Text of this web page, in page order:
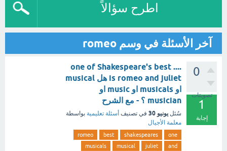
اطرح سؤالاً
آخر الأسئلة في وسم romeo
0
تصويتات
1
إجابة
one of Shakespeare's best ....
is romeo and juliet هل musical
او musicals او music او
musician ؟ - مع الشرح
سُئل يونيو 30 في تصنيف أسئلة تعليمية بواسطة
معلمة الأجيال
one
shakespeares
best
romeo
and
juliet
musical
musicals